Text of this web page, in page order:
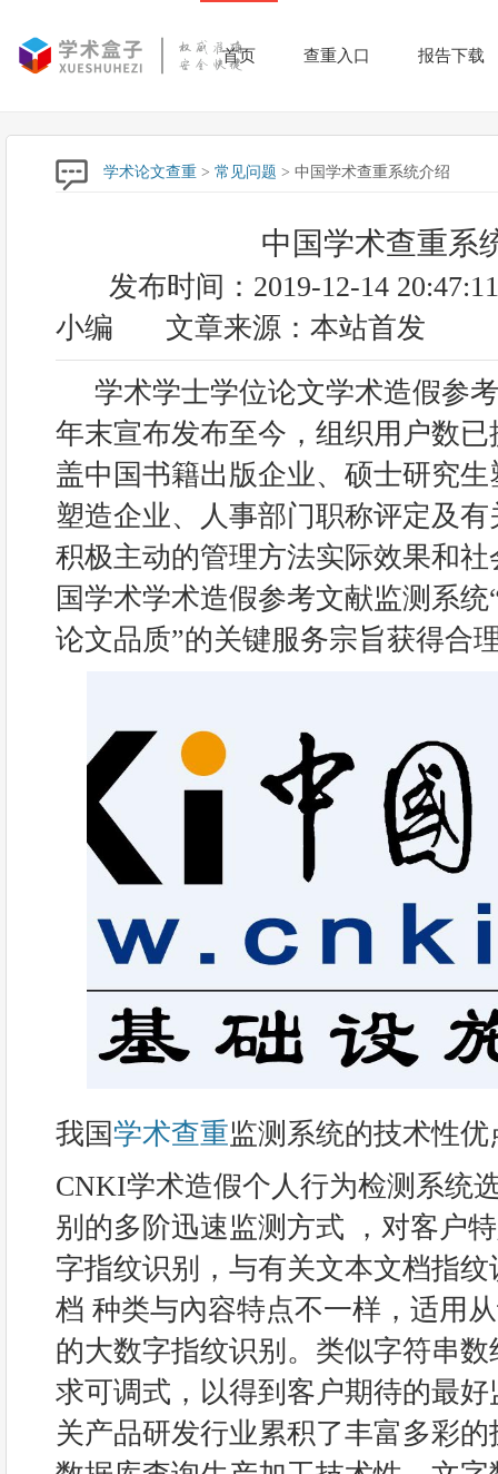
首页 查重入口 报告下载
学术论文查重 > 常见问题 > 中国学术查重系统介绍
中国学术查重系
发布时间：2019-12-14 20:47:11
小编
文章来源：本站首发
学术学士学位论文学术造假参
年末宣布发布至今，组织用户数已
盖中国书籍出版企业、硕士研究
塑造企业、人事部门职称评定及
积极主动的管理方法实际效果和
国学术学术造假参考文献监测系
论文品质”的关键服务宗旨获得合
我国学术查重监测系统的技术性优
CNKI学术造假个人行为检测系统
别的多阶迅速监测方式 ，对客户
字指纹识别，与有关文本文档指
档 种类与內容特点不一样，适用
的大数字指纹识别。类似字符串
求可调式，以得到客户期待的最
关产品研发行业累积了丰富多彩